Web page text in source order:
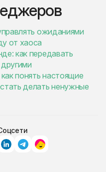
ожиданиями
от хаоса
как передавать
понять настоящие
делать ненужные